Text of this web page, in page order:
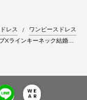
レス
ワンピースドレス
Xラインキーネック結婚式